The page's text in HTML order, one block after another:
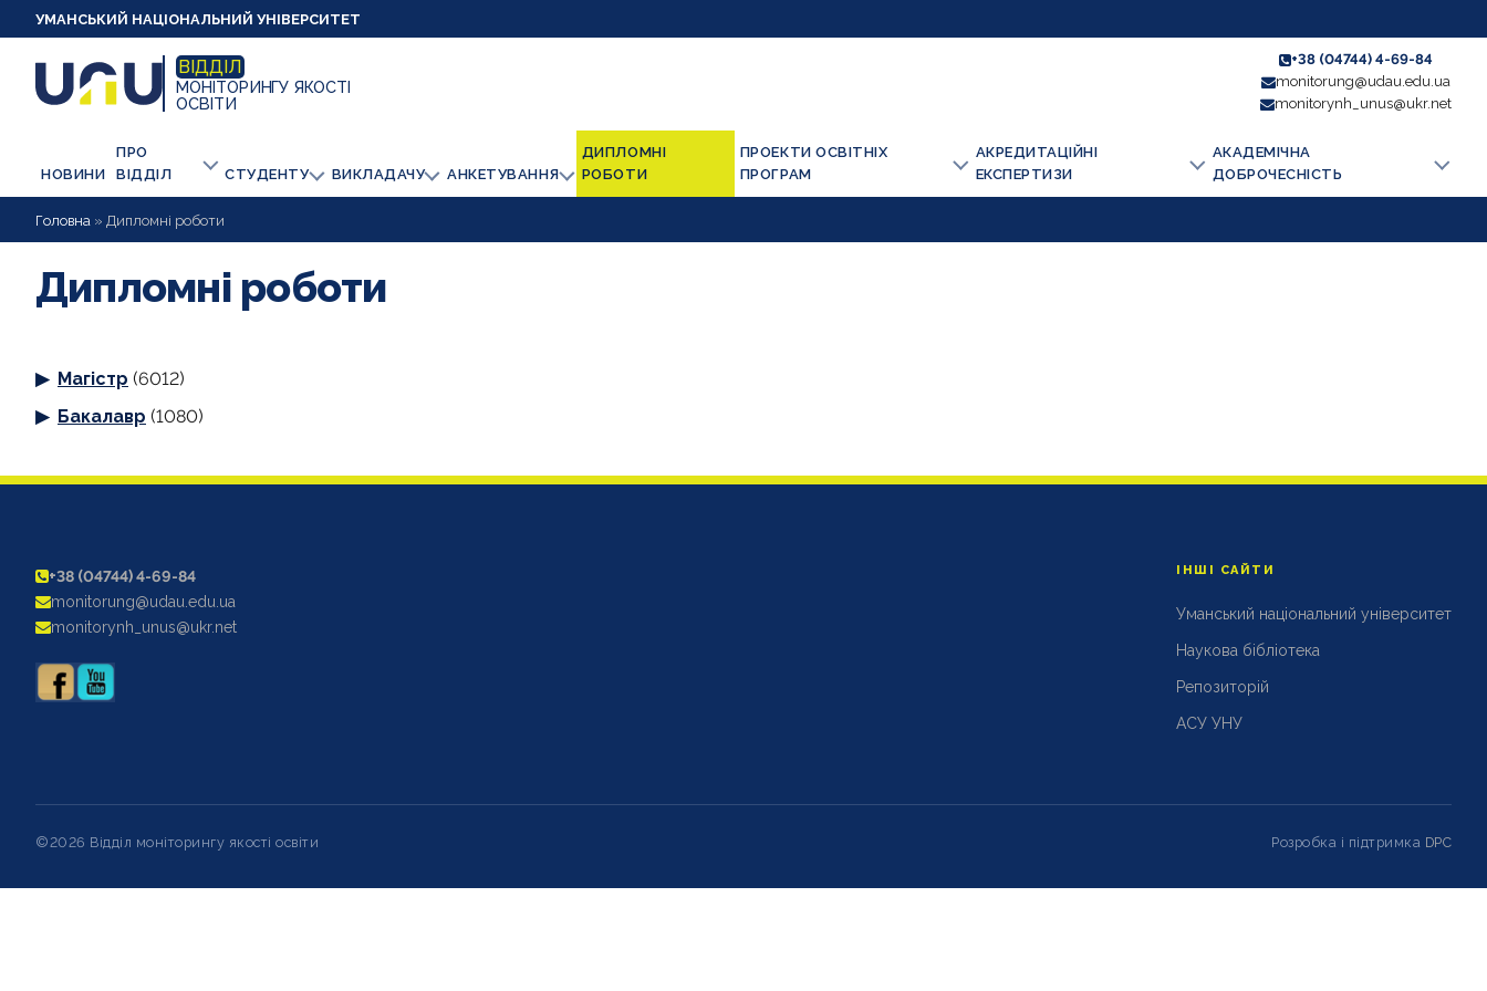
УМАНСЬКИЙ НАЦІОНАЛЬНИЙ УНІВЕРСИТЕТ
ВІДДІЛ
МОНІТОРИНГУ ЯКОСТІ
ОСВІТИ
+38 (04744) 4-69-84
monitorung@udau.edu.ua
monitorynh_unus@ukr.net
НОВИНИ
ПРО
ВІДДІЛ
СТУДЕНТУ ВИКЛАДАЧУ АНКЕТУВАННЯ
ДИПЛОМНІ
РОБОТИ
ПРОЕКТИ ОСВІТНІХ
ПРОГРАМ
АКРЕДИТАЦІЙНІ
ЕКСПЕРТИЗИ
АКАДЕМІЧНА
ДОБРОЧЕСНІСТЬ
Головна » Дипломні роботи
Дипломні роботи
Магістр (6012)
Бакалавр (1080)
+38 (04744) 4-69-84
monitorung@udau.edu.ua
monitorynh_unus@ukr.net
ІНШІ САЙТИ
Уманський національний університет
Наукова бібліотека
Репозиторій
АСУ УНУ
©2026 Відділ моніторингу якості освіти Розробка і підтримка DPC